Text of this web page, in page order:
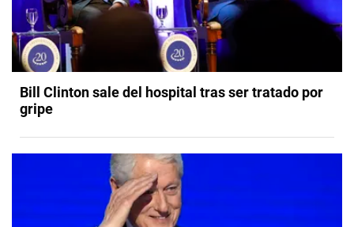
Bill Clinton sale del hospital tras ser tratado por
gripe